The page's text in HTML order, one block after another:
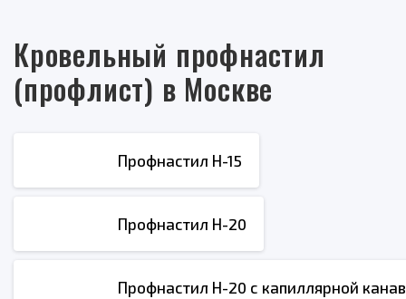
Кровельный профнастил
(профлист) в Москве
Профнастил Н-15
Профнастил Н-20
Профнастил Н-20 с капиллярной